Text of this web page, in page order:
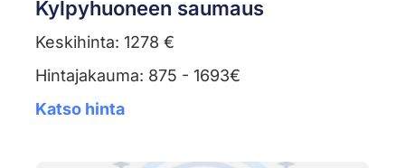
Kylpyhuoneen saumaus
Keskihinta: 1278 €
Hintajakauma: 875 - 1693€
Katso hinta